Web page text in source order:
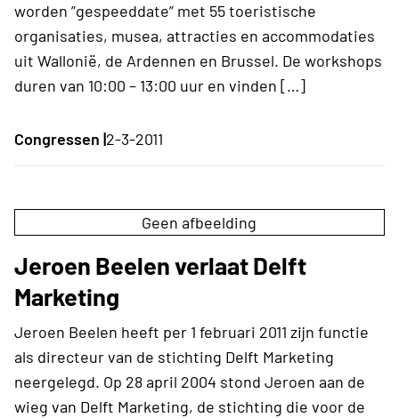
worden ”gespeeddate” met 55 toeristische
organisaties, musea, attracties en accommodaties
uit Wallonië, de Ardennen en Brussel. De workshops
duren van 10:00 – 13:00 uur en vinden […]
Congressen |2-3-2011
Geen afbeelding
Jeroen Beelen verlaat Delft
Marketing
Jeroen Beelen heeft per 1 februari 2011 zijn functie
als directeur van de stichting Delft Marketing
neergelegd. Op 28 april 2004 stond Jeroen aan de
wieg van Delft Marketing, de stichting die voor de